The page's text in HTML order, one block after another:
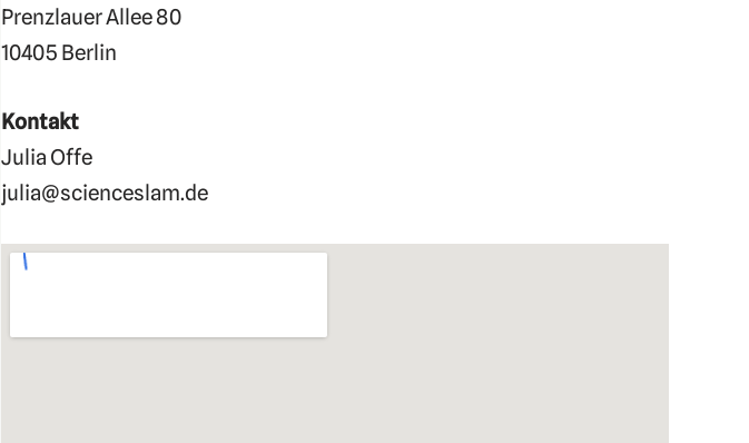
Prenzlauer Allee 80
10405 Berlin
Kontakt
Julia Offe
julia@scienceslam.de